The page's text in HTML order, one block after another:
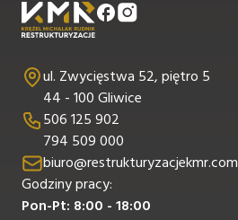
ul. Zwycięstwa 52, piętro 5
44 - 100 Gliwice
506 125 902
794 509 000
biuro@restrukturyzacjekmr.com
Godziny pracy:
Pon-Pt: 8:00 - 18:00